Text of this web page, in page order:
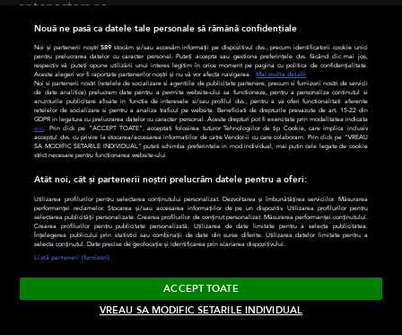
antenastars.ro
as.ro
deparinti.ro
medicool.ro
observatornews.ro
spynews.ro
tvhappy.ro
useit.ro
Nouă ne pasă ca datele tale personale să rămână confidențiale
Noi și partenerii noștri589 stocăm și/sau accesăm informații pe dispozitivul dvs., precum identificatorii cookie unici
pentru prelucrarea datelor cu caracter personal. Puteți accepta sau gestiona preferințele dvs. făcând clic mai jos,
respectiv vă puteți opune utilizării unui interes legitim în orice moment pe pagina cu politica de confidențialitate.
Aceste alegeri vor fi raportate partenerilor noștri și nu vă vor afecta navigarea. Mai multe detalii
Noi si partenerii nostri (retelele de socializare si agentiile de publicitate partenere, precum si furnizorii nostri de servicii
de date analitice) prelucram date pentru a permite website-ului sa functioneze, pentru a personaliza continutul si
anunturile publicitare afisate in functie de interesele si/sau profilul dvs., pentru a va oferi functionalitati aferente
retelelor de socializare si pentru a analiza traficul pe website. Beneficiati de drepturile prevazute de art. 15-22 din
GDPR in legatura cu prelucrarea datelor cu caracter personal. Aceste drepturi pot fi exercitate prin modalitatea indicata
aici. Prin click pe “ACCEPT TOATE”, acceptati folosirea tuturor Tehnologiilor de tip Cookie, care implica inclusiv
acceptul dvs. cu privire la stocarea/accesarea informatiilor de catre Vendor-ii cu care colaboram. Prin click pe “VREAU
SA MODIFIC SETARILE INDIVIDUAL” puteti schimba preferintele in mod individual, mai putin cele legate de cookie
strict necesare pentru functionarea website-ului.
Atât noi, cât și partenerii noștri prelucrăm datele pentru a oferi:
Utilizarea profilurilor pentru selectarea conținutului personalizat. Dezvoltarea și îmbunătățirea serviciilor. Măsurarea
performanței reclamelor. Stocarea și/sau accesarea informațiilor de pe un dispozitiv. Utilizarea profilurilor pentru
selectarea publicității personalizate. Crearea profilurilor de conținut personalizat. Măsurarea performanței conținutului.
Crearea profilurilor pentru publicitate personalizată. Utilizarea de date limitate pentru a selecta publicitatea.
Înțelegerea publicului prin statistici sau combinații de date din surse diferite. Utilizarea datelor limitate pentru a
selecta conținutul. Date precise de geolocație și identificarea prin scanarea dispozitivului.
Listă parteneri (furnizori)
ACCEPT TOATE
VREAU SA MODIFIC SETARILE INDIVIDUAL